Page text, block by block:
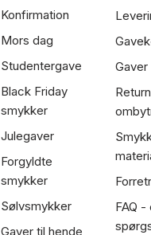
Konfirmation
Mors dag
Studentergave
Black Friday
smykker
Julegaver
Forgyldte
smykker
Sølvsmykker
Gaver til hende
FAQ